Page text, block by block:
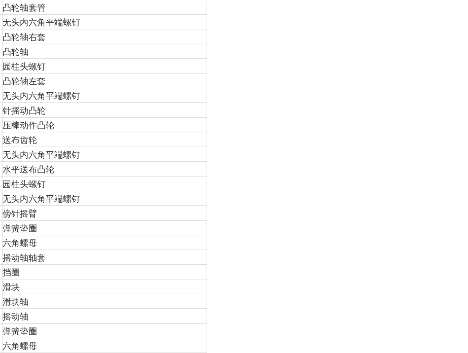
凸轮轴套管
无头内六角平端螺钉
凸轮轴右套
凸轮轴
园柱头螺钉
凸轮轴左套
无头内六角平端螺钉
针摇动凸轮
压棒动作凸轮
送布齿轮
无头内六角平端螺钉
水平送布凸轮
园柱头螺钉
无头内六角平端螺钉
傍针摇臂
弹簧垫圈
六角螺母
摇动轴轴套
挡圈
滑块
滑块轴
摇动轴
弹簧垫圈
六角螺母